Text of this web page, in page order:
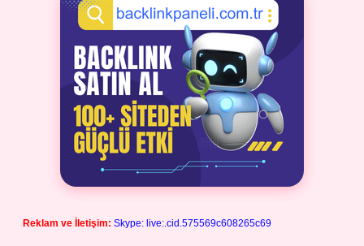
Reklam ve İletişim: Skype: live:.cid.575569c608265c69